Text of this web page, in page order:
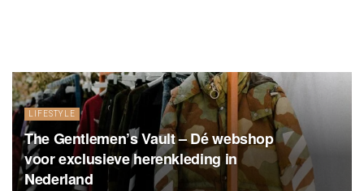
LIFESTYLE
The Gentlemen’s Vault – Dé webshop
voor exclusieve herenkleding in
Nederland